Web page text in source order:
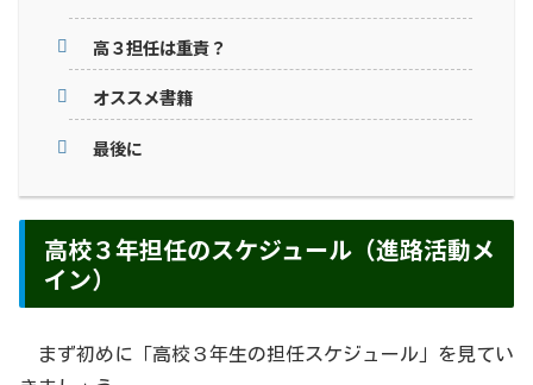
高３担任は重責？
オススメ書籍
最後に
高校３年担任のスケジュール（進路活動メ
イン）
まず初めに「高校３年生の担任スケジュール」を見てい